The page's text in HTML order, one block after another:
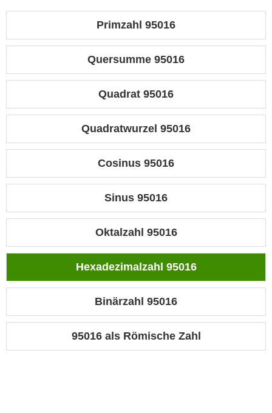
Primzahl 95016
Quersumme 95016
Quadrat 95016
Quadratwurzel 95016
Cosinus 95016
Sinus 95016
Oktalzahl 95016
Hexadezimalzahl 95016
Binärzahl 95016
95016 als Römische Zahl